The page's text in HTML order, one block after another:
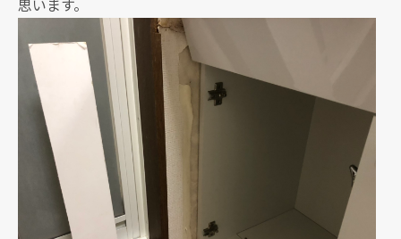
思います。